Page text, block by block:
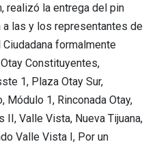
realizó la entrega del pin
las y los representantes de
formalmente
Constituyentes,
1, Plaza Otay Sur,
Módulo 1, Rinconada Otay,
Valle Vista, Nueva Tijuana,
Valle Vista I, Por un